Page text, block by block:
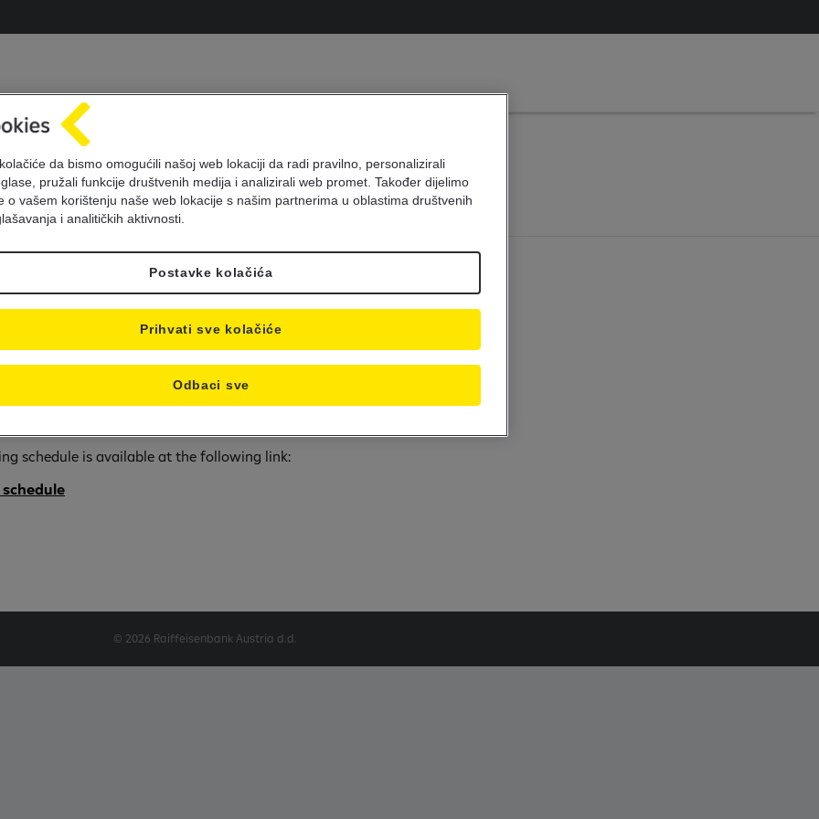
dating schedule
you that we will change our value dating schedule for payments in some
due to the forthcoming holidays.
schedule is available at the following link:
© 2026 Raiffeisenbank Austria d.d.
da bismo omogućili našoj web lokaciji da radi pravilno, personalizirali
pružali funkcije društvenih medija i analizirali web promet. Također dijelimo
o vašem korištenju naše web lokacije s našim partnerima u oblastima društvenih
i analitičkih aktivnosti.
Postavke kolačića
Odbaci sve
Prihvati sve kolačiće